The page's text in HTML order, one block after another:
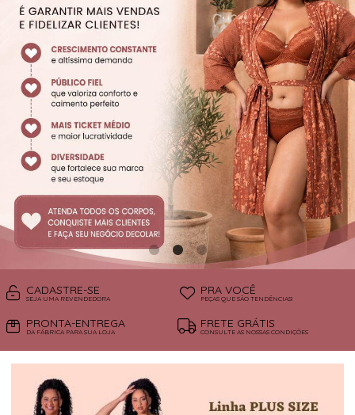
SUTIÃS
CADASTRE-SE
SEJA UMA REVENDEDORA
PRA VOCÊ
PEÇAS QUE SÃO TENDÊNCIAS!
PRONTA-ENTREGA
DA FÁBRICA PARA SUA LOJA
FRETE GRÁTIS
CONSULTE AS NOSSAS CONDIÇÕES